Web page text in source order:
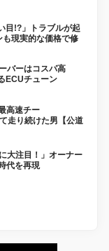
目!?」トラブルが起
も現実的な価格で修
バーはコスパ高
ECUチューン
高速チー
走り続けた男【公道
大注目！」オーナー
代を再現